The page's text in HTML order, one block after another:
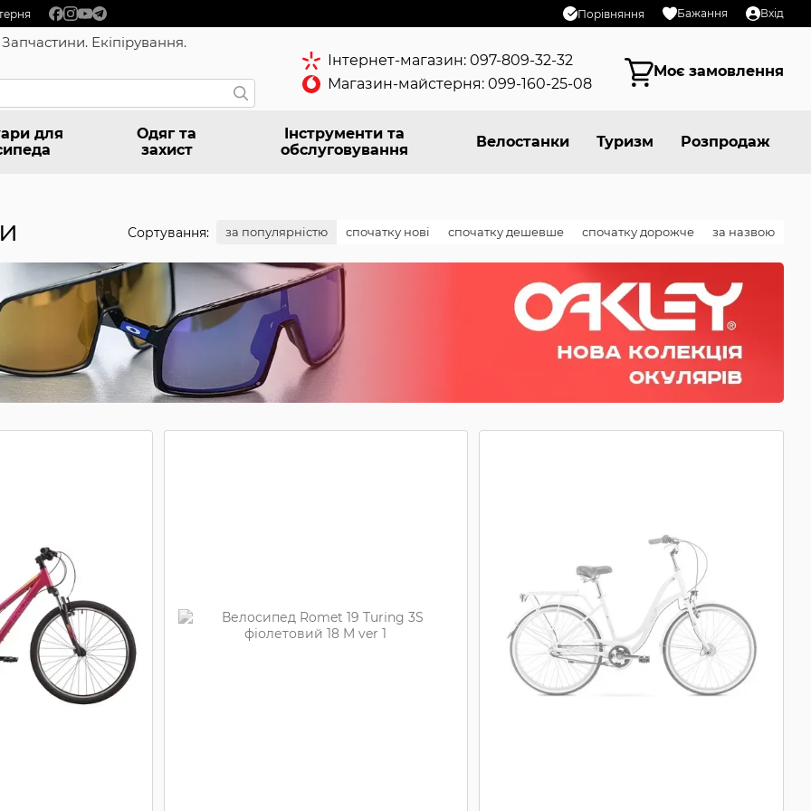
Порівняння Бажання Вхід
Екіпірування.
Інтернет-магазин: 097-809-32-32
Магазин-майстерня: 099-160-25-08
Моє замовлення
для
Одяг та
захист
Інструменти та
обслуговування
Велостанки Туризм Розпродаж
Сортування: за популярністю спочатку нові спочатку дешевше спочатку дорожче за назвою